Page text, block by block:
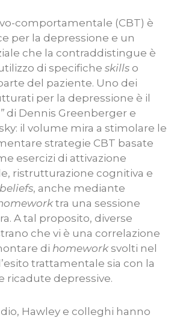
comportamentale (CBT) è
per la depressione e un
che la contraddistingue è
di specifiche skills o
del paziente. Uno dei
per la depressione è il
di Dennis Greenberger e
il volume mira a stimolare le
strategie CBT basate
esercizi di attivazione
ristrutturazione cognitiva e
, anche mediante
tra una sessione
A tal proposito, diverse
che vi è una correlazione
di homeworksvolti nel
trattamentale sia con la
ricadute depressive.
Hawley e colleghi hanno